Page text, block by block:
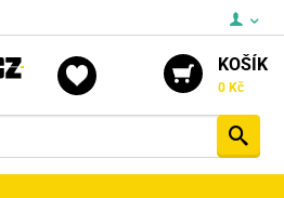
KOŠÍK
0 Kč